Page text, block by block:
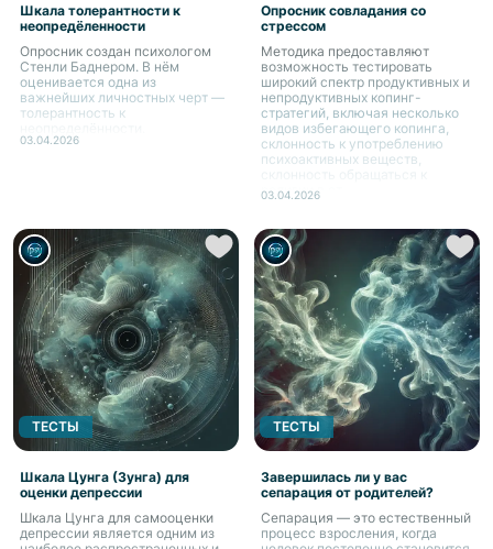
Шкала толерантности к
неопредёленности
Опросник создан психологом
Стенли Баднером. В нём
оценивается одна из
важнейших личностных черт —
толерантность к
03.04.2026
Опросник совладания со
стрессом
Методика предоставляют
возможность тестировать
широкий спектр продуктивных и
непродуктивных копинг-
стратегий, включая несколько
видов избегающего копинга,
склонность к употреблению
психоактивных веществ,
религии в ст...
03.04.2026
ТЕСТЫ
Шкала Цунга (Зунга) для
оценки депрессии
Шкала Цунга для самооценки
депрессии является одним из
ТЕСТЫ
Завершилась ли у вас
сепарация от родителей?
Сепарация — это естественный
процесс взросления, когда